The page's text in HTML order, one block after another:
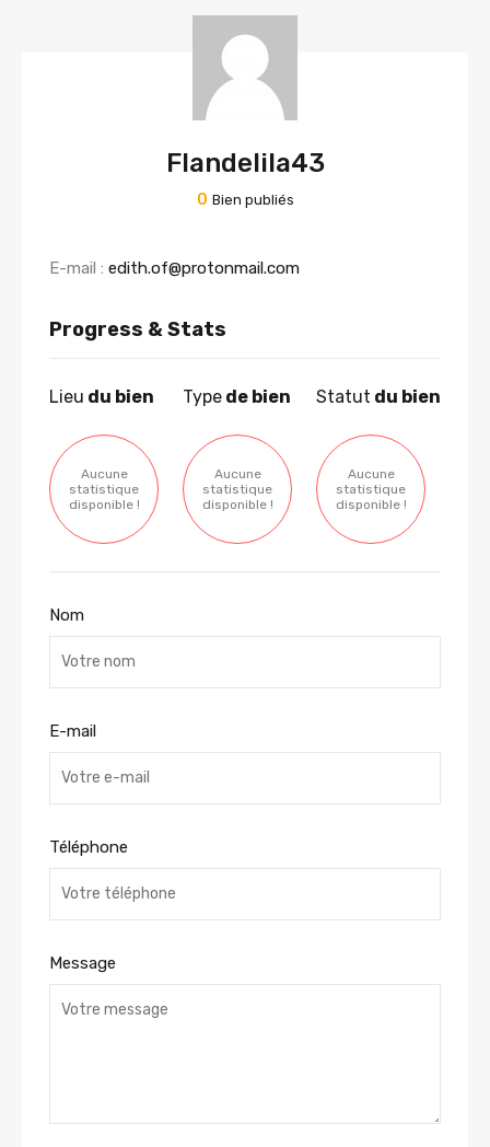
Flandelila43
0 Bien publiés
E-mail : edith.of@protonmail.com
Progress & Stats
Lieu du bien
Aucune
statistique
disponible !
Type de bien
Aucune
statistique
disponible !
Statut du bien
Aucune
statistique
disponible !
Nom
E-mail
Téléphone
Message